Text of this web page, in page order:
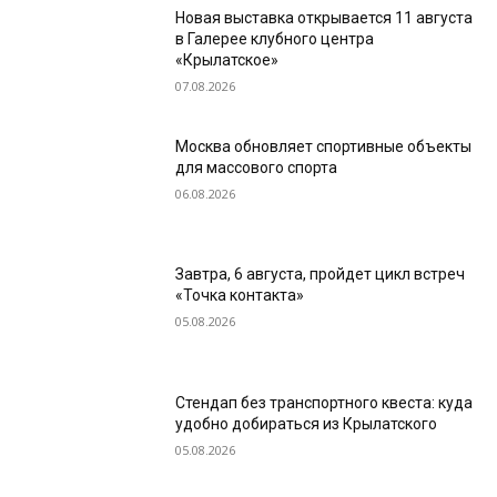
Новая выставка открывается 11 августа
в Галерее клубного центра
«Крылатское»
07.08.2026
Москва обновляет спортивные объекты
для массового спорта
06.08.2026
Завтра, 6 августа, пройдет цикл встреч
«Точка контакта»
05.08.2026
Стендап без транспортного квеста: куда
удобно добираться из Крылатского
05.08.2026